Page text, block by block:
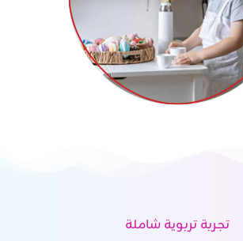
تجربة تربوية شاملة